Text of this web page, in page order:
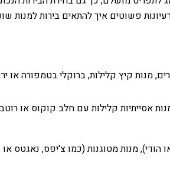
פשוטים איך להתאים בירות למנות
מנות קיץ קלילות, ברוקלי בטמפורה או
אסייתיות קלילות עם חלב קוקוס או
מנות מטוגנות (כמו צ'יפס, נאגטס